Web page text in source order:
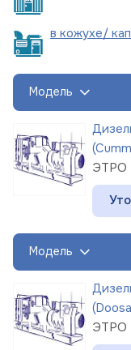
в кожухе/
Модель
ЭТРО
Модель
ЭТРО